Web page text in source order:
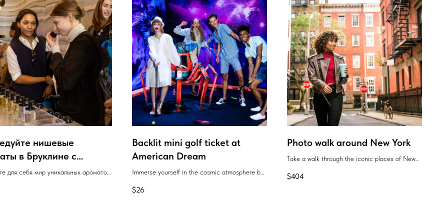
нишевые
в Бруклине с
для себя мир уникальных ароматов
бутикам Вильямсбурга с
Backlit mini golf ticket at
American Dream
Immerse yourself in the cosmic atmosphere by
lighting in the American Dream shopping and
$26
Photo walk around New York
Take a walk through the iconic places of New
$404